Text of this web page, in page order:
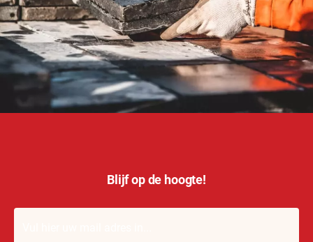
Blijf op de hoogte!